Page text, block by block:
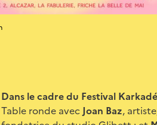
Dans le cadre du Festival
Table ronde avec Joan Baz,